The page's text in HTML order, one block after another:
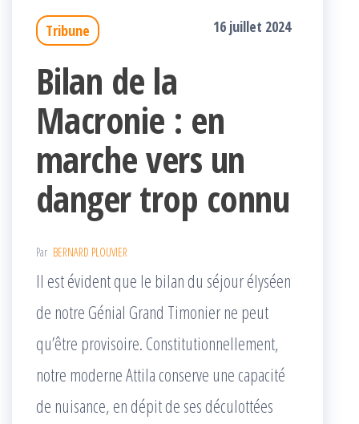
Tribune 16 juillet 2024
Bilan de la
Macronie : en
marche vers un
danger trop connu
Par BERNARD PLOUVIER
Il est évident que le bilan du séjour élyséen
de notre Génial Grand Timonier ne peut
qu’être provisoire. Constitutionnellement,
notre moderne Attila conserve une capacité
de nuisance, en dépit de ses déculottées